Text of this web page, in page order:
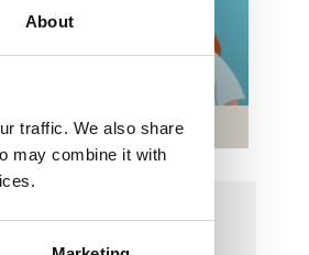
About
traffic. We also share
may combine it with
quiz!